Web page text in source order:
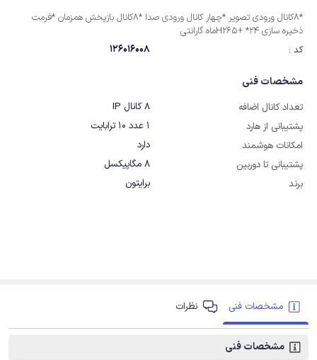
*8کانال ورودی تصویر *چهار کانال ورودی صدا *8کانال بازپخش همزمان *فرمت
ذخیره سازی H265+ *24ماه گارانتی
کد :
126016008
مشخصات فنی
تعداد کانال اضافه
8 کانال IP
پشتیبانی از هارد
1 عدد 10 ترابایت
امکانات هوشمند
دارد
پشتیبانی تا دوربین
8 مگاپیکسل
برند
برایتون
مشخصات فنی نظرات
مشخصات فنی